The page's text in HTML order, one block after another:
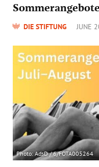
DIE STIFTUNG JUNE
Photo: AdsD / 6/FOTA005264